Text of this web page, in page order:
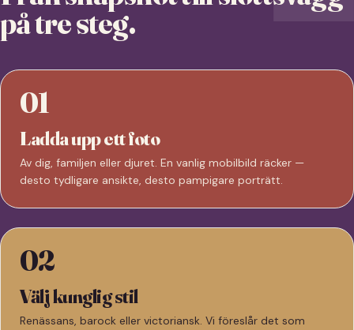
på tre steg.
01
Ladda upp ett foto
Av dig, familjen eller djuret. En vanlig mobilbild räcker —
desto tydligare ansikte, desto pampigare porträtt.
02
Välj kunglig stil
Renässans, barock eller victoriansk. Vi föreslår det som